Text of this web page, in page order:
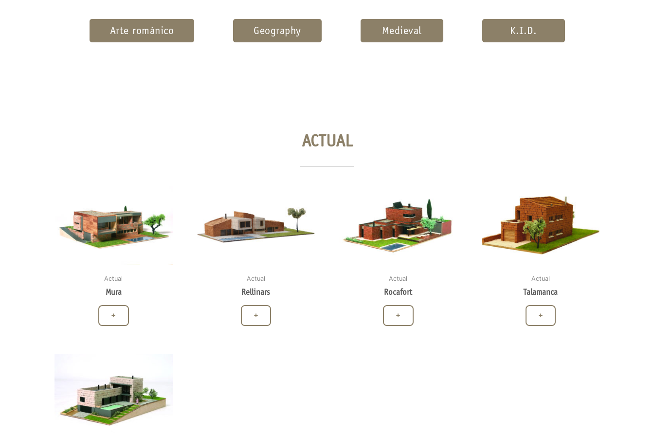
Arte románico Geography Medieval K.I.D.
ACTUAL
Actual
Mura
+
Actual
Rellinars
+
Actual
Rocafort
+
Actual
Talamanca
+